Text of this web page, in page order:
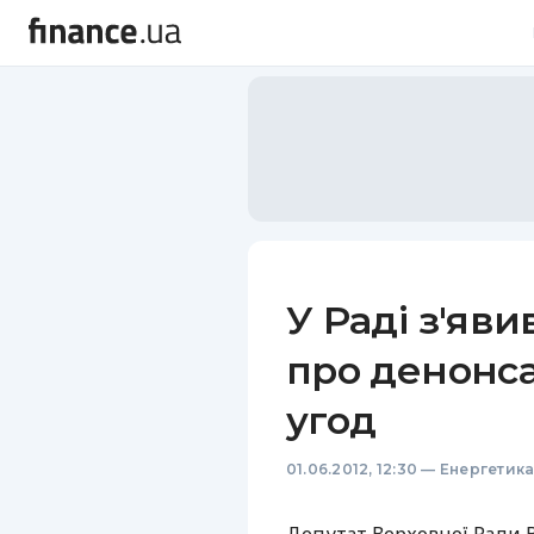
У Раді
про
угод
01.06.2012, 12:30 — Енергетика